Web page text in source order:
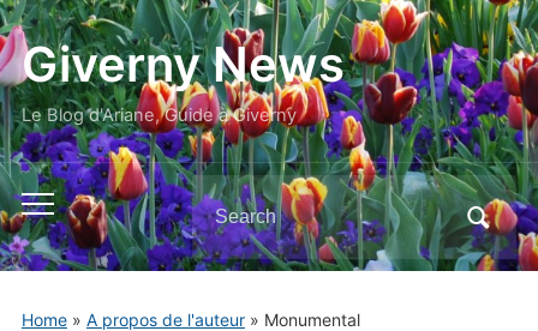
Giverny News
Le Blog d'Ariane, Guide à Giverny
Toggle
mobile
menu
Search
for:
Home» A propos de l'auteur» Monumental